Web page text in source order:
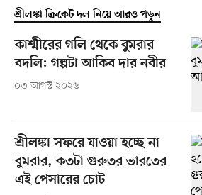
শ্রীলঙ্কা ক্রিকেট দল নিয়ে আরও পড়ুন
কাশ্মীরের গলি থেকে বুমরার
বদলি: গল্পটা আকিব দার নবীর
০৩ আগস্ট ২০২৬
শ্রীলঙ্কা সফরে যাওয়া হচ্ছে না
বুমরার, কতটা গুরুতর ভারতের
এই পেসারের চোট